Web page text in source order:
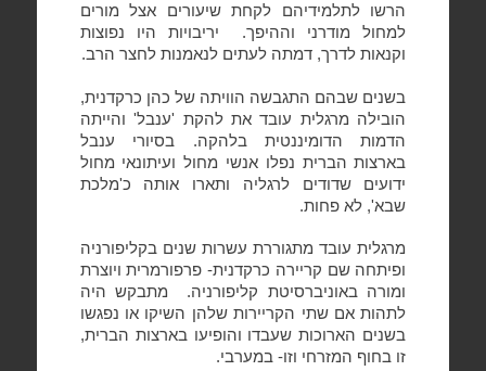
הרשו לתלמידיהם לקחת שיעורים אצל מורים
למחול מודרני וההיפך.
יריבויות היו נפוצות
וקנאות לדרך, דמתה לעתים לנאמנות לחצר הרב.
בשנים שבהם התגבשה הוויתה של כהן כרקדנית,
הובילה מרגלית עובד את להקת 'ענבל' והייתה
הדמות הדומיננטית בלהקה. בסיורי ענבל
בארצות הברית נפלו אנשי מחול ועיתונאי מחול
ידועים שדודים לרגליה ותארו אותה כ'מלכת
שבא', לא פחות.
מרגלית עובד מתגוררת עשרות שנים בקליפורניה
ופיתחה שם קריירה כרקדנית- פרפורמרית ויוצרת
ומורה באוניברסיטת קליפורניה.
מתבקש היה
לתהות אם שתי הקריירות שלהן השיקו או נפגשו
בשנים הארוכות שעבדו והופיעו בארצות הברית,
זו בחוף המזרחי וזו- במערבי.